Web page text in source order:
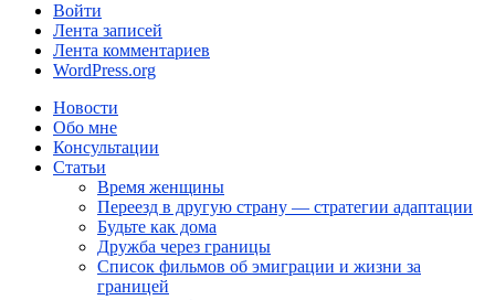
Войти
Лента записей
Лента комментариев
WordPress.org
Новости
Обо мне
Консультации
Статьи
Время женщины
Переезд в другую страну — стратегии адаптации
Будьте как дома
Дружба через границы
Список фильмов об эмиграции и жизни за
границей